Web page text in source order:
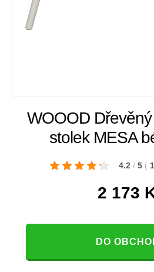
WOOOD
stolek MESA
4.2 / 5 (
2 173
DO